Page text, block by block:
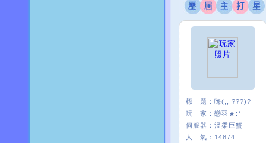
標 題： 嗨(,, ???)?
玩 家： 戀羽★:*
伺服器： 溫柔巨蟹
人 氣： 14874